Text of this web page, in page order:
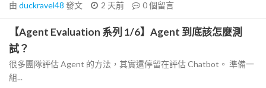
由 duckravel48 發文 2 天前 0個留言
【Agent Evaluation 系列 1/6】Agent 到底該怎麼測
試？
很多團隊評估 Agent 的方法，其實還停留在評估 Chatbot。 準備一
組...